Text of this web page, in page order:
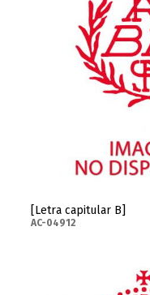
[Letra capitular B]
AC-04912